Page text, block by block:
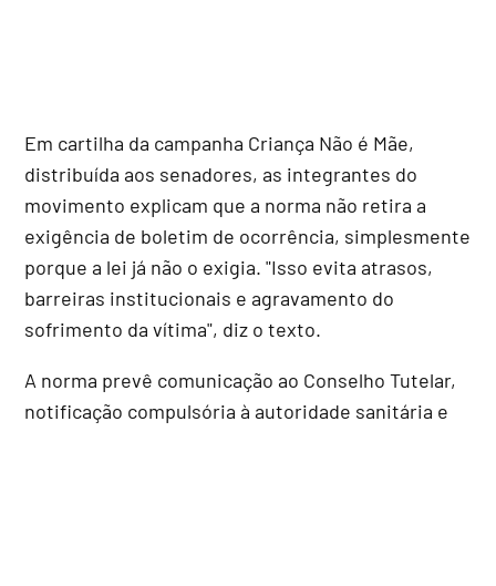
Em cartilha da campanha Criança Não é Mãe,
distribuída aos senadores, as integrantes do
movimento explicam que a norma não retira a
exigência de boletim de ocorrência, simplesmente
porque a lei já não o exigia. "Isso evita atrasos,
barreiras institucionais e agravamento do
sofrimento da vítima", diz o texto.
A norma prevê comunicação ao Conselho Tutelar,
notificação compulsória à autoridade sanitária e